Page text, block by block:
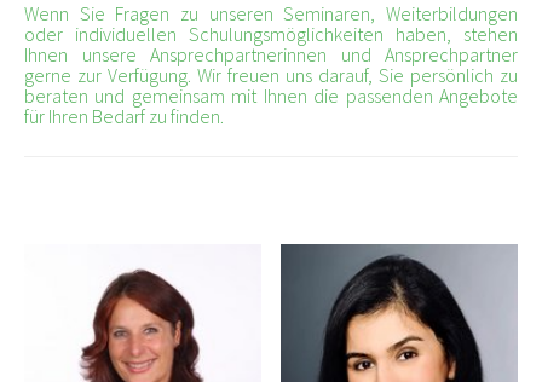
Wenn Sie Fragen zu unseren Seminaren, Weiterbildungen
oder individuellen Schulungsmöglichkeiten haben, stehen
Ihnen unsere Ansprechpartnerinnen und Ansprechpartner
gerne zur Verfügung. Wir freuen uns darauf, Sie persönlich zu
beraten und gemeinsam mit Ihnen die passenden Angebote
für Ihren Bedarf zu finden.